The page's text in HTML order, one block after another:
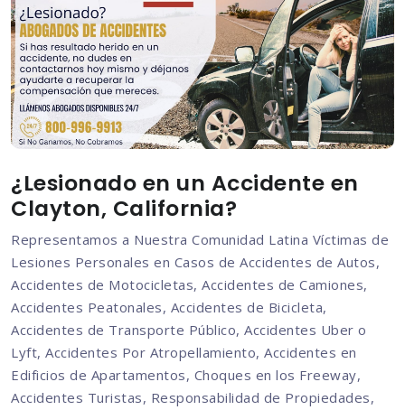
¿Lesionado en un Accidente en
Clayton, California?
Representamos a Nuestra Comunidad Latina Víctimas de
Lesiones Personales en Casos de Accidentes de Autos,
Accidentes de Motocicletas, Accidentes de Camiones,
Accidentes Peatonales, Accidentes de Bicicleta,
Accidentes de Transporte Público, Accidentes Uber o
Lyft, Accidentes Por Atropellamiento, Accidentes en
Edificios de Apartamentos, Choques en los Freeway,
Accidentes Turistas, Responsabilidad de Propiedades,